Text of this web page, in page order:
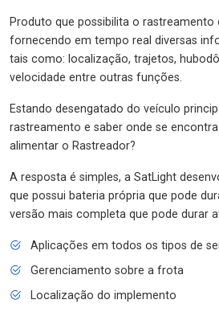
Produto que possibilita o rastreamento
fornecendo em tempo real diversas
tais como: localização, trajetos,
velocidade entre outras funções.
Estando desengatado do veículo
rastreamento e saber onde se
alimentar o Rastreador?
A resposta é simples, a SatLight
que possui bateria própria que pode
versão mais completa que pode durar
Aplicações em todos os tipos de
Gerenciamento sobre a frota
Localização do implemento